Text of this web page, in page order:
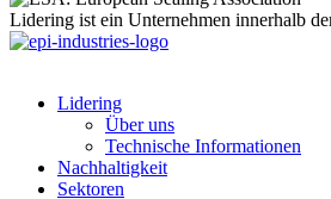
Lidering ist ein Unternehmen innerhalb
Lidering
Über uns
Technische Informationen
Nachhaltigkeit
Sektoren